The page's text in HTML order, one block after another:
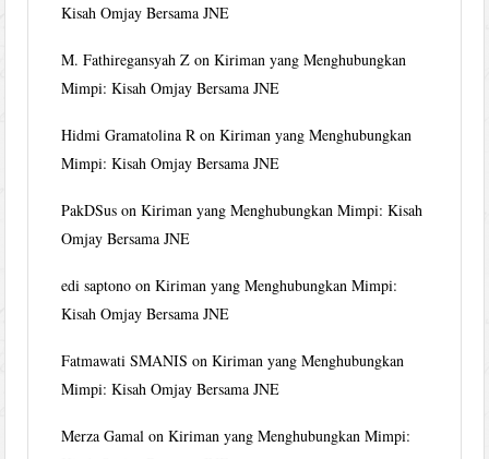
Kisah Omjay Bersama JNE
M. Fathiregansyah Z onKiriman yang Menghubungkan
Mimpi: Kisah Omjay Bersama JNE
Hidmi Gramatolina R onKiriman yang Menghubungkan
Mimpi: Kisah Omjay Bersama JNE
PakDSus onKiriman yang Menghubungkan Mimpi: Kisah
Omjay Bersama JNE
edi saptono onKiriman yang Menghubungkan Mimpi:
Kisah Omjay Bersama JNE
Fatmawati SMANIS onKiriman yang Menghubungkan
Mimpi: Kisah Omjay Bersama JNE
Merza Gamal onKiriman yang Menghubungkan Mimpi: